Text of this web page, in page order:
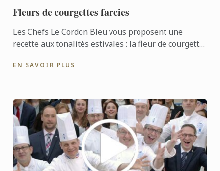
Fleurs de courgettes farcies
Les Chefs Le Cordon Bleu vous proposent une
recette aux tonalités estivales : la fleur de courgette
EN SAVOIR PLUS